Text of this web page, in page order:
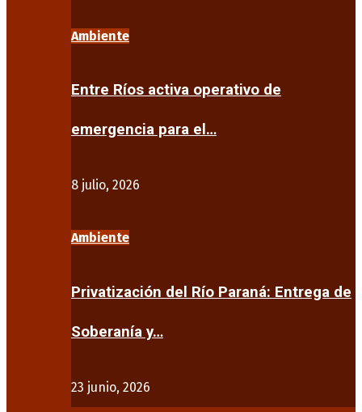
Ambiente
Entre Ríos activa operativo de
emergencia para el…
8 julio, 2026
Ambiente
Privatización del Río Paraná: Entrega de
Soberanía y…
23 junio, 2026